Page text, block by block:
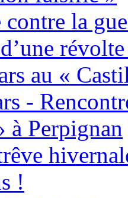
contre la
au «
-
Perpignan
!